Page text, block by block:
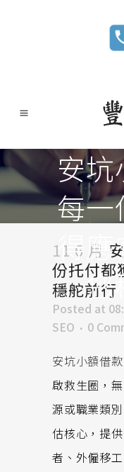
安坑
每一
得應
您
11 6 月
份托付都
穩舵前行
Posted at
SEO
0
安坑小額借款
啟救生圈，
源或職業類
估核心，提
者、外僱移